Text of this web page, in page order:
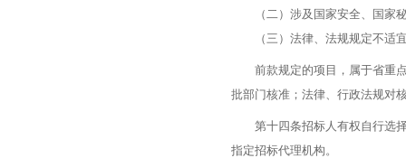
（二）涉及国家安全、国家秘
（三）法律、法规规定不适宜
前款规定的项目，属于省重点
批部门核准；法律、行政法规对
第十四条招标人有权自行选择
指定招标代理机构。